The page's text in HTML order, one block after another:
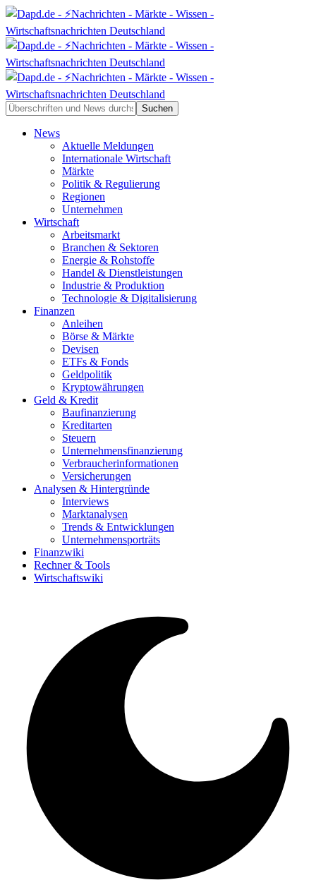
News
Aktuelle Meldungen
Internationale Wirtschaft
Märkte
Politik & Regulierung
Regionen
Unternehmen
Wirtschaft
Arbeitsmarkt
Branchen & Sektoren
Energie & Rohstoffe
Handel & Dienstleistungen
Industrie & Produktion
Technologie & Digitalisierung
Finanzen
Anleihen
Börse & Märkte
Devisen
ETFs & Fonds
Geldpolitik
Kryptowährungen
Geld & Kredit
Baufinanzierung
Kreditarten
Steuern
Unternehmensfinanzierung
Verbraucherinformationen
Versicherungen
Analysen & Hintergründe
Interviews
Marktanalysen
Trends & Entwicklungen
Unternehmensporträts
Finanzwiki
Rechner & Tools
Wirtschaftswiki